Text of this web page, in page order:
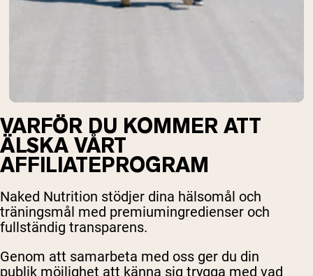
VARFÖR DU KOMMER ATT
ÄLSKA VÅRT
AFFILIATEPROGRAM
Naked Nutrition stödjer dina hälsomål och
träningsmål med premiumingredienser och
fullständig transparens.
Genom att samarbeta med oss ger du din
publik möjlighet att känna sig trygga med vad